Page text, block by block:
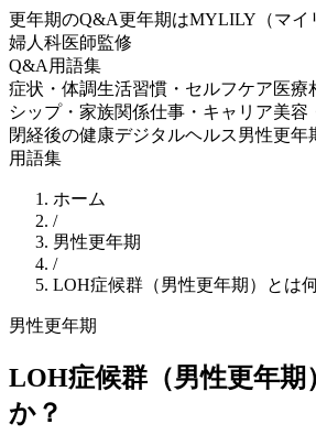
更年期のQ&A更年期はMYLILY（マイ
婦人科医師監修
Q&A 用語集
症状・体調生活習慣・セルフケア医療
シップ・家族関係仕事・キャリア美容
閉経後の健康デジタルヘルス男性更年
用語集
ホーム
/
男性更年期
/
LOH症候群（男性更年期）とは
男性更年期
LOH症候群（男性更年期
か？